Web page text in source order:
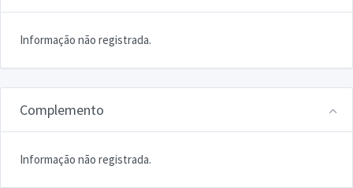
Informação não registrada.
Complemento
Informação não registrada.